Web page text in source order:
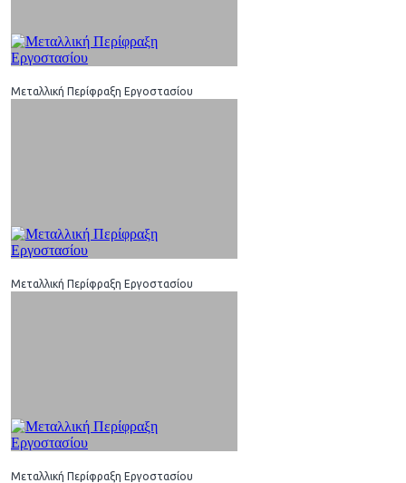
Μεταλλική Περίφραξη Εργοστασίου
Μεταλλική Περίφραξη Εργοστασίου
Μεταλλική Περίφραξη Εργοστασίου